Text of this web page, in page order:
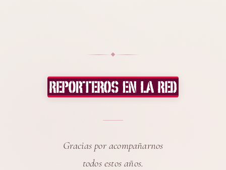
Gracias por acompañarnos
todos estos años.